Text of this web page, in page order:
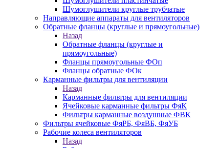
Шумоглушители круглые трубчатые
Направляющие аппараты для вентиляторов
Обратные фланцы (круглые и прямоугольные)
Назад
Обратные фланцы (круглые и
прямоугольные)
Фланцы прямоугольные ФОп
Фланцы обратные ФОк
Карманные фильтры для вентиляции
Назад
Карманные фильтры для вентиляции
Ячейковые карманные фильтры ФяК
Фильтры карманные воздушные ФВК
Фильтры ячейковые ФяРБ, ФяВБ, ФяУБ
Рабочие колеса вентиляторов
Назад